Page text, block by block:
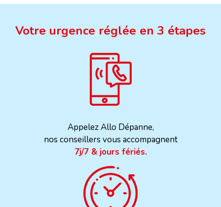
Votre urgence réglée en 3 étapes
Appelez Allo Dépanne,
nos conseillers vous accompagnent
7j/7 & jours fériés.